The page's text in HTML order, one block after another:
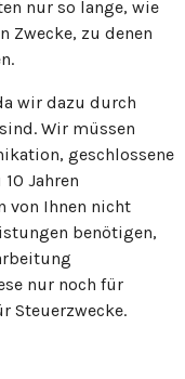
nur so lange, wie
Zwecke, zu denen
wir dazu durch
Wir müssen
geschlossene
Jahren
von Ihnen nicht
benötigen,
nur noch für
Steuerzwecke.